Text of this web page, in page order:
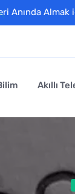
Anında
Akıllı